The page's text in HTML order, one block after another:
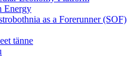
Energy
as a Forerunner (SOF)
tänne